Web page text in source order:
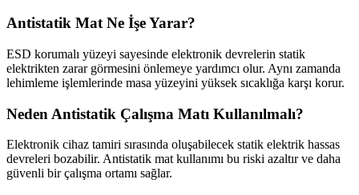
Antistatik Mat Ne İşe Yarar?
ESD korumalı yüzeyi sayesinde elektronik devrelerin statik
elektrikten zarar görmesini önlemeye yardımcı olur. Aynı zamanda
lehimleme işlemlerinde masa yüzeyini yüksek sıcaklığa karşı korur.
Neden Antistatik Çalışma Matı Kullanılmalı?
Elektronik cihaz tamiri sırasında oluşabilecek statik elektrik hassas
devreleri bozabilir. Antistatik mat kullanımı bu riski azaltır ve daha
güvenli bir çalışma ortamı sağlar.